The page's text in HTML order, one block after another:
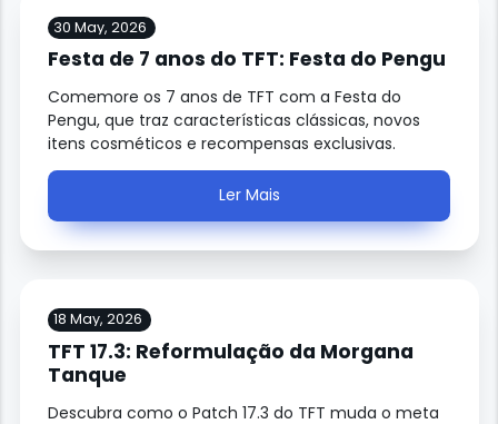
30 May, 2026
Festa de 7 anos do TFT: Festa do Pengu
Comemore os 7 anos de TFT com a Festa do
Pengu, que traz características clássicas, novos
itens cosméticos e recompensas exclusivas.
Ler Mais
18 May, 2026
TFT 17.3: Reformulação da Morgana
Tanque
Descubra como o Patch 17.3 do TFT muda o meta